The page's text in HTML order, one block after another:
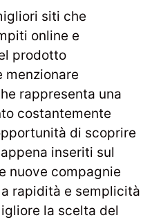
siti che
online e
prodotto
menzionare
rappresenta una
costantemente
di scoprire
inseriti sul
nuove compagnie
rapidità e semplicità
la scelta del